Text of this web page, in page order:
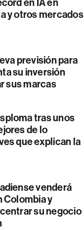
en IA en
y otros mercados
previsión para
su inversión
sus marcas
tras unos
de lo
que explican la
venderá
Colombia y
su negocio